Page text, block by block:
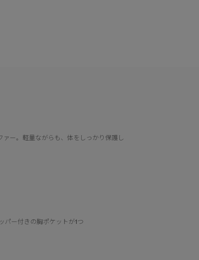
ー。軽量ながらも、体をしっかり保護し
パー付きの胸ポケットが1つ